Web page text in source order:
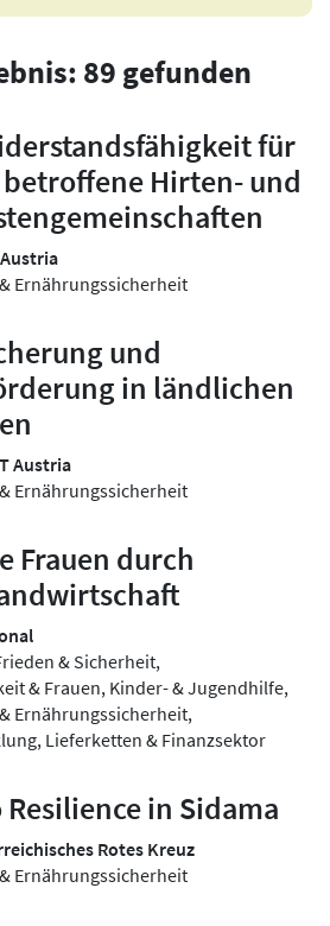
89 gefunden
für
Hirten- und
Ernährungssicherheit
und
in ländlichen
Austria
Ernährungssicherheit
Frauen durch
& Sicherheit,
& Frauen, Kinder- & Jugendhilfe,
Ernährungssicherheit,
Lieferketten & Finanzsektor
in Sidama
Rotes Kreuz
Ernährungssicherheit